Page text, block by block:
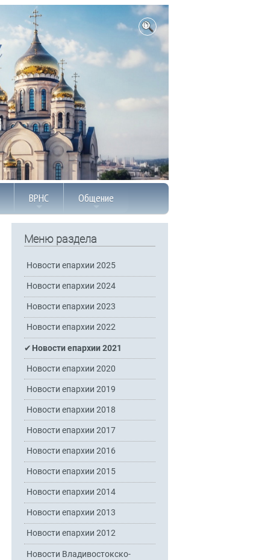
ВРНС Общение
Меню раздела
Новости епархии 2025
Новости епархии 2024
Новости епархии 2023
Новости епархии 2022
Новости епархии 2021
Новости епархии 2020
Новости епархии 2019
Новости епархии 2018
Новости епархии 2017
Новости епархии 2016
Новости епархии 2015
Новости епархии 2014
Новости епархии 2013
Новости епархии 2012
Новости Владивостокско-